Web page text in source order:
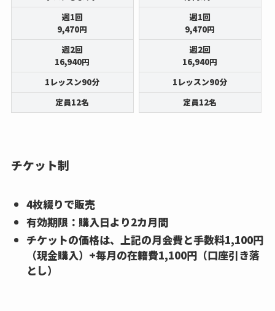
週1回
9,470円
週2回
16,940円
1レッスン90分
定員12名
週1回
9,470円
週2回
16,940円
1レッスン90分
定員12名
チケット制
4枚綴りで販売
有効期限：購入日より2カ月間
チケットの価格は、上記の月会費と手数料1,100円
（現金購入）+毎月の在籍費1,100円（口座引き落
とし）